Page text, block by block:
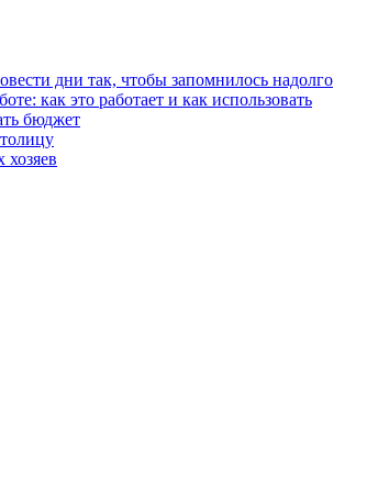
дни так, чтобы запомнилось надолго
как это работает и как использовать
бюджет